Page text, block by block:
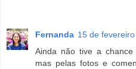
Fernanda 15 de
Ainda não tive a chance
mas pelas fotos e